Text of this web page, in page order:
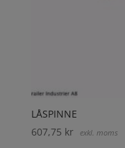
LÅSPINNE
607,75 kr exkl. moms